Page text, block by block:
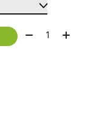
Quantité: